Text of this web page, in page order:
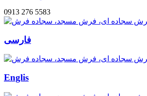
0913 276 5583
فارسی
Englis